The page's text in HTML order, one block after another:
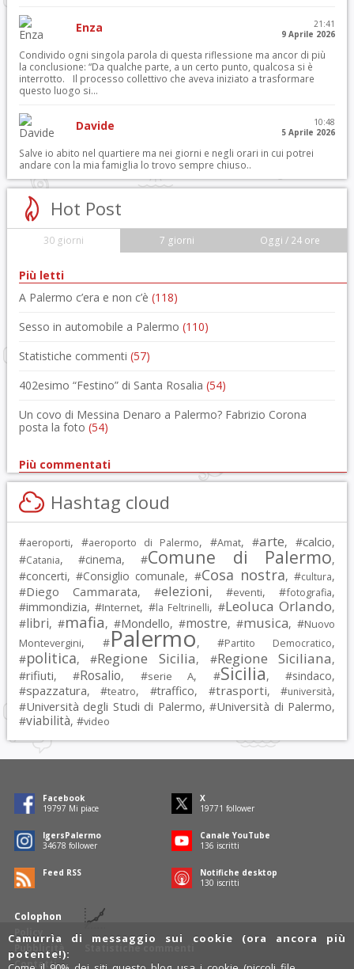
Enza
21:41
9 Aprile 2026
Condivido ogni singola parola di questa riflessione ma ancor di più
la conclusione: “Da qualche parte, a un certo punto, qualcosa si è
interrotto. Il processo collettivo che aveva iniziato a trasformare
questo luogo si...
Davide
10:48
5 Aprile 2026
Salve io abito nel quartiere ma nei giorni e negli orari in cui potrei
andare con la mia famiglia lo trovo sempre chiuso..
Hot Post
30 giorni 7 giorni Oggi / 24 ore
Più letti
A Palermo c’era e non c’è (118)
Sesso in automobile a Palermo (110)
Statistiche commenti (57)
402esimo “Festino” di Santa Rosalia (54)
Un covo di Messina Denaro a Palermo? Fabrizio Corona
posta la foto (54)
Più commentati
Hashtag cloud
#aeroporti, #aeroporto di Palermo, #Amat, #arte, #calcio,
#Catania, #cinema, #Comune di Palermo,
#concerti, #Consiglio comunale, #Cosa nostra, #cultura,
#Diego Cammarata, #elezioni, #eventi, #fotografia,
#immondizia, #Internet, #la Feltrinelli, #Leoluca Orlando,
#libri, #mafia, #Mondello, #mostre, #musica, #Nuovo
Montevergini, #Palermo, #Partito Democratico,
#politica, #Regione Sicilia, #Regione Siciliana,
#rifiuti, #Rosalio, #serie A, #Sicilia, #sindaco,
#spazzatura, #teatro, #traffico, #trasporti, #università,
#Università degli Studi di Palermo, #Università di Palermo,
#viabilità, #video
Colophon
Policy
Pubblicità
Contatti
Statistiche commenti
Facebook
19797 Mi piace
X
19771 follower
IgersPalermo
34678 follower
Canale YouTube
136 iscritti
Feed RSS
Notifiche desktop
130 iscritti
Camurrìa di messaggio sui cookie (ora ancora più
potente!):